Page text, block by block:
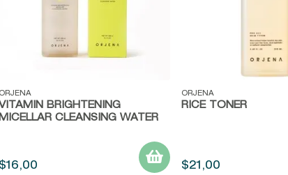
Vista rápida
ORJENA
VITAMIN BRIGHTENING
MICELLAR CLEANSING WATER
$16,00
Vista rápida
ORJENA
RICE TONER
$21 ,00